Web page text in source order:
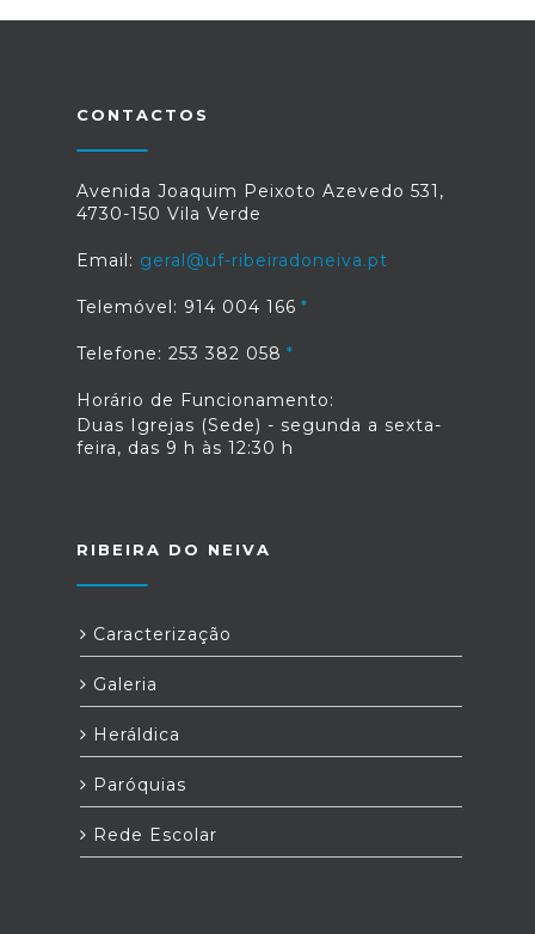
CONTACTOS
Avenida Joaquim Peixoto Azevedo 531,
4730-150 Vila Verde
Email: geral@uf-ribeiradoneiva.pt
Telemóvel: 914 004 166
Telefone: 253 382 058
Horário de Funcionamento:
Duas Igrejas (Sede) - segunda a sexta-
feira, das 9 h às 12:30 h
RIBEIRA DO NEIVA
Caracterização
Galeria
Heráldica
Paróquias
Rede Escolar